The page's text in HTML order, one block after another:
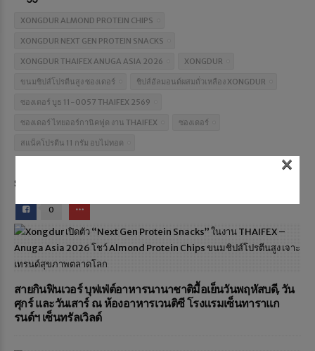
XONGDUR ALMOND PROTEIN CHIPS
XONGDUR NEXT GEN PROTEIN SNACKS
XONGDUR THAIFEX ANUGA ASIA 2026 XONGDUR
ขนมชิปส์โปรตีนสูง ซองเดอร์ ชิปส์อัลมอนด์ผสมถั่วเหลือง XONGDUR
ซองเดอร์ บูธ 11-0057 THAIFEX 2569
ซองเดอร์ ไทยออร์กานิคฟูด งาน THAIFEX ซองเดอร์
สแน็คโปรตีน 11 กรัม อบไม่ทอด
Share on:
0
สายกินฟินเวอร์ บุฟเฟ่ต์อาหารนานาชาติมื้อเย็นวันพฤหัสบดี, วัน
ศุกร์ และวันเสาร์ ณ ห้องอาหารเวนติซี โรงแรมเซ็นทาราแก
รนด์ฯ เซ็นทรัลเวิลด์
×